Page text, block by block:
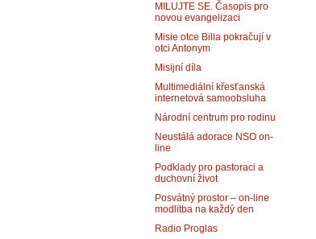
MILUJTE SE. Časopis pro
novou evangelizaci
Misie otce Billa pokračují v
otci Antonym
Misijní díla
Multimediální křesťanská
internetová samoobsluha
Národní centrum pro rodinu
Neustálá adorace NSO on-
line
Podklady pro pastoraci a
duchovní život
Posvátný prostor – on-line
modlitba na každý den
Radio Proglas